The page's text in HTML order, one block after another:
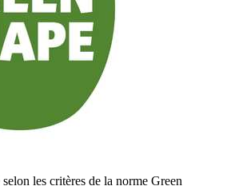
les critères de la norme Green